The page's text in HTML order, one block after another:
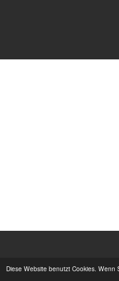
Diese Website benutzt Cookies.